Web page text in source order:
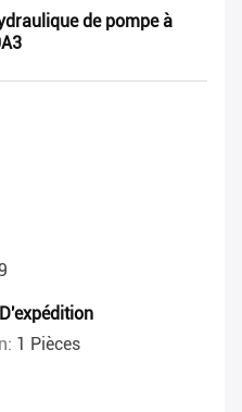
de pompe à
1 Pièces